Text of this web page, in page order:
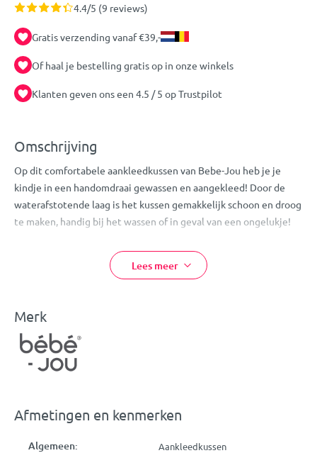
4.4/5 (9 reviews)
Gratis verzending vanaf €39,-
Of haal je bestelling gratis op in onze winkels
Klanten geven ons een 4.5 / 5 op Trustpilot
Omschrijving
Op dit comfortabele aankleedkussen van Bebe-Jou heb je je
kindje in een handomdraai gewassen en aangekleed! Door de
waterafstotende laag is het kussen gemakkelijk schoon en droog
te maken, handig bij het wassen of in geval van een ongelukje!
aankleedkussen is gemaakt van hoogwaardig comfortschuim
met een hoes van polyester. De waterdichte coating is gemaakt
waardoor de meeste aankleedkussenhoezen er omheen passen.
Eigenschappen:
Bebe-Jou Deluxe Aankleedkussen
Comfortabel en met veilige U-vorm
Met waterafstotende laag
Materialen: hoogwaardig comfortschuim, polyester en
Lees meer
Merk
Afmetingen en kenmerken
Algemeen: Aankleedkussen